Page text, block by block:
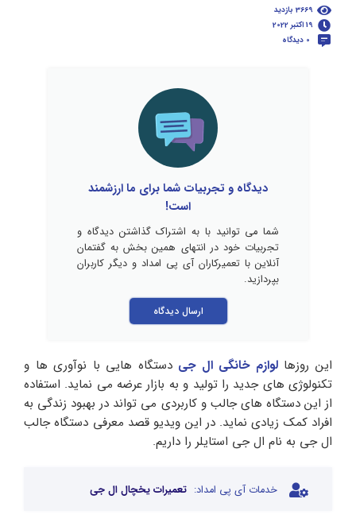
3669 بازدید
19 اکتبر 2022
0 دیدگاه
دیدگاه و تجربیات شما برای ما ارزشمند
است!
شما می توانید با به اشتراک گذاشتن دیدگاه و
تجربیات خود در انتهای همین بخش به گفتمان
آنلاین با تعمیرکاران آی پی امداد و دیگر کاربران
بپردازید.
ارسال دیدگاه
این روزهالوازم خانگی ال جی دستگاه هایی با نوآوری ها و
تکنولوژی های جدید را تولید و به بازار عرضه می نماید. استفاده
از این دستگاه های جالب و کاربردی می تواند در بهبود زندگی به
افراد کمک زیادی نماید. در این ویدیو قصد معرفی دستگاه جالب
ال جی به نام ال جی استایلر را داریم.
خدمات آی پی امداد: تعمیرات یخچال ال جی